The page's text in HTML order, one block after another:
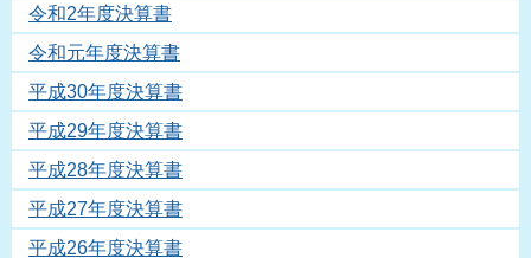
令和2年度決算書
令和元年度決算書
平成30年度決算書
平成29年度決算書
平成28年度決算書
平成27年度決算書
平成26年度決算書